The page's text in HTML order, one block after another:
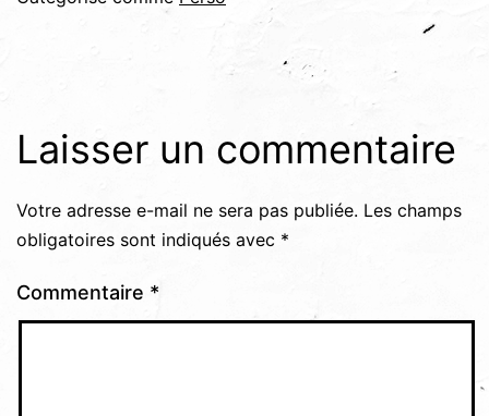
Laisser un commentaire
Votre adresse e-mail ne sera pas publiée. Les champs
obligatoires sont indiqués avec *
Commentaire *